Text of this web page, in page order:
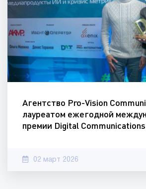
Агентство Pro-Vision
лауреатом ежегодной
премии Digital
02 март 2026